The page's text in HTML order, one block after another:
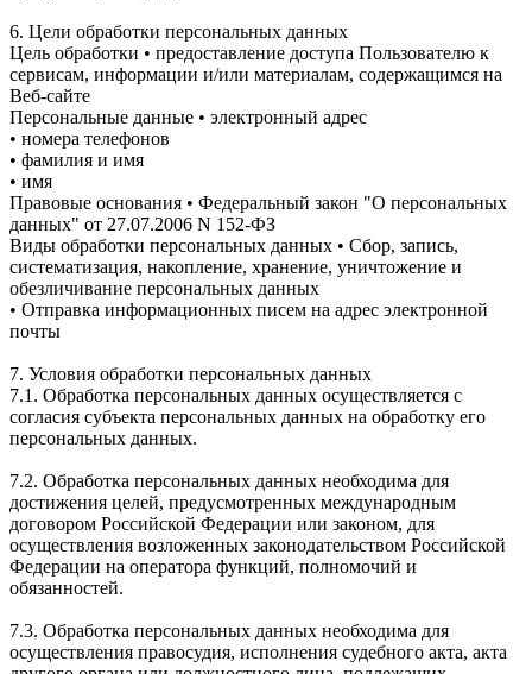
6. Цели обработки персональных данных
Цель обработки • предоставление доступа Пользователю к
сервисам, информации и/или материалам, содержащимся на
Веб-сайте
Персональные данные • электронный адрес
• номера телефонов
• фамилия и имя
• имя
Правовые основания • Федеральный закон "О персональных
данных" от 27.07.2006 N 152-ФЗ
Виды обработки персональных данных • Сбор, запись,
систематизация, накопление, хранение, уничтожение и
обезличивание персональных данных
• Отправка информационных писем на адрес электронной
почты
7. Условия обработки персональных данных
7.1. Обработка персональных данных осуществляется с
согласия субъекта персональных данных на обработку его
персональных данных.
7.2. Обработка персональных данных необходима для
достижения целей, предусмотренных международным
договором Российской Федерации или законом, для
осуществления возложенных законодательством Российской
Федерации на оператора функций, полномочий и
обязанностей.
7.3. Обработка персональных данных необходима для
осуществления правосудия, исполнения судебного акта, акта